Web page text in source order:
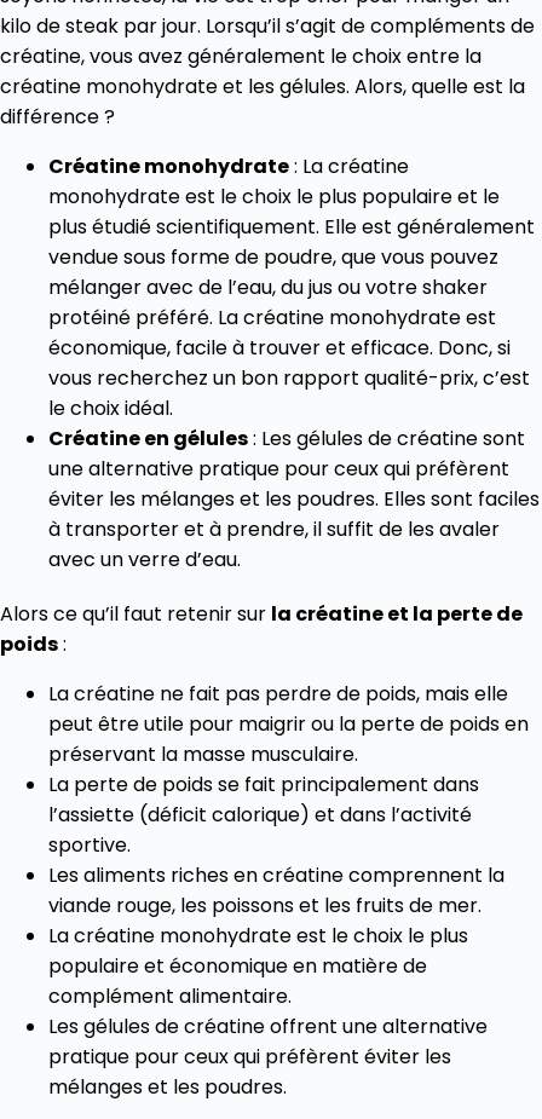
kilo de steak par jour. Lorsqu’il s’agit de compléments de
créatine, vous avez généralement le choix entre la
créatine monohydrate et les gélules. Alors, quelle est la
différence ?
Créatine monohydrate: La créatine
monohydrate est le choix le plus populaire et le
plus étudié scientifiquement. Elle est généralement
vendue sous forme de poudre, que vous pouvez
mélanger avec de l’eau, du jus ou votre shaker
protéiné préféré. La créatine monohydrate est
économique, facile à trouver et efficace. Donc, si
vous recherchez un bon rapport qualité-prix, c’est
le choix idéal.
Créatine en gélules: Les gélules de créatine sont
une alternative pratique pour ceux qui préfèrent
éviter les mélanges et les poudres. Elles sont faciles
à transporter et à prendre, il suffit de les avaler
avec un verre d’eau.
Alors ce qu’il faut retenir sur la créatine et la perte de
poids:
La créatine ne fait pas perdre de poids, mais elle
peut être utile pour maigrir ou la perte de poids en
préservant la masse musculaire.
La perte de poids se fait principalement dans
l’assiette (déficit calorique) et dans l’activité
sportive.
Les aliments riches en créatine comprennent la
viande rouge, les poissons et les fruits de mer.
La créatine monohydrate est le choix le plus
populaire et économique en matière de
complément alimentaire.
Les gélules de créatine offrent une alternative
pratique pour ceux qui préfèrent éviter les
mélanges et les poudres.